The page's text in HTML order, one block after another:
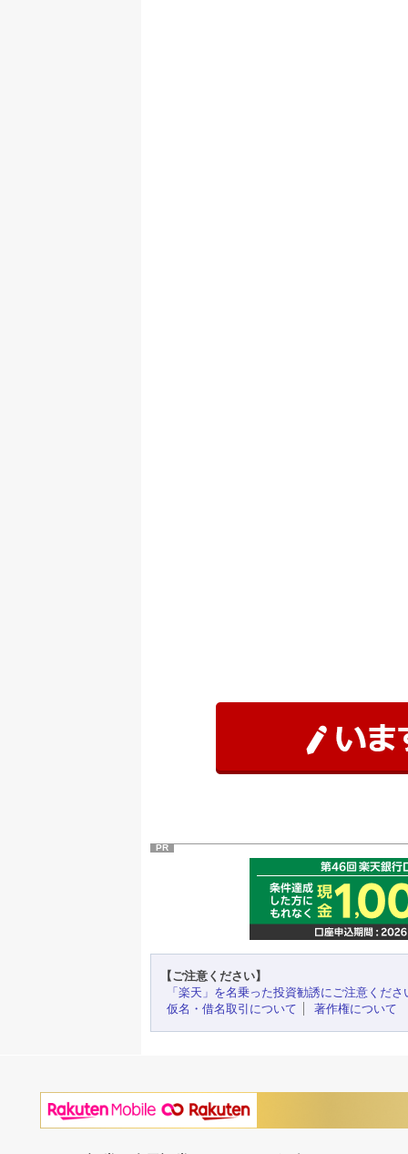
PR
【ご注意ください】
「楽天」を名乗った投資勧誘にご注意くださ
仮名・借名取引について
著作権について